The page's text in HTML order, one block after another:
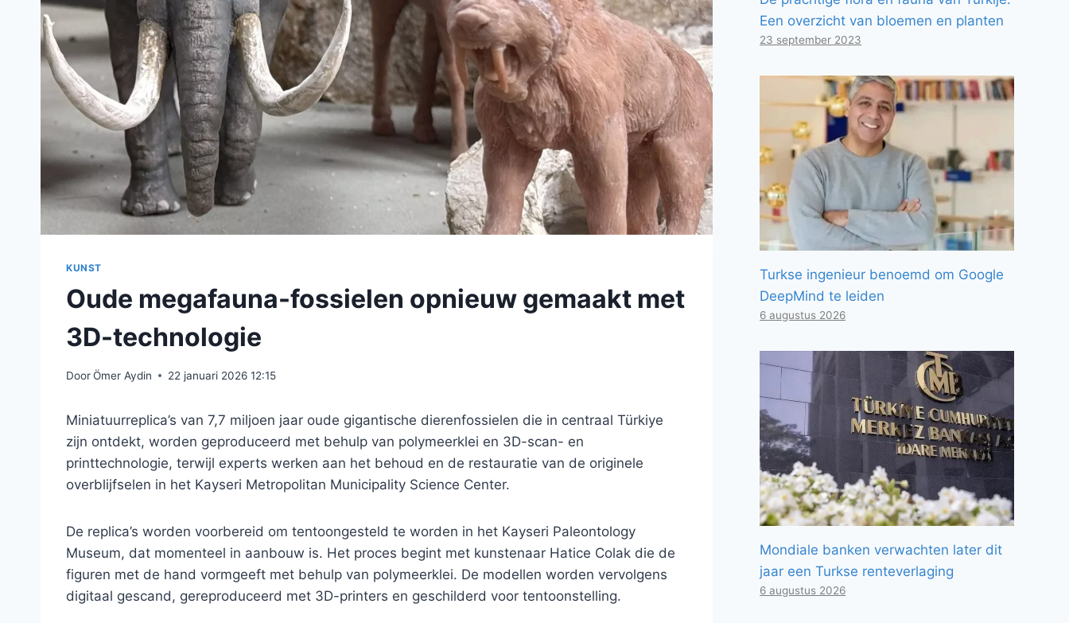
KUNST
Oude megafauna-fossielen opnieuw gemaakt met
3D-technologie
DoorÖmer Aydin 22 januari 2026 12:15
Miniatuurreplica’s van 7,7 miljoen jaar oude gigantische dierenfossielen die in centraal Türkiye
zijn ontdekt, worden geproduceerd met behulp van polymeerklei en 3D-scan- en
printtechnologie, terwijl experts werken aan het behoud en de restauratie van de originele
overblijfselen in het Kayseri Metropolitan Municipality Science Center.
De replica’s worden voorbereid om tentoongesteld te worden in het Kayseri Paleontology
Museum, dat momenteel in aanbouw is. Het proces begint met kunstenaar Hatice Colak die de
figuren met de hand vormgeeft met behulp van polymeerklei. De modellen worden vervolgens
digitaal gescand, gereproduceerd met 3D-printers en geschilderd voor tentoonstelling.
Een overzicht van bloemen en planten
23 september 2023
Turkse ingenieur benoemd om Google
DeepMind te leiden
6 augustus 2026
Mondiale banken verwachten later dit
jaar een Turkse renteverlaging
6 augustus 2026